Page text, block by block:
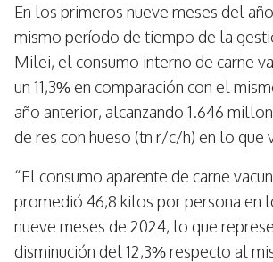
En los primeros nueve meses del
mismo período de tiempo de la
Milei, el consumo interno de carne
un 11,3% en comparación con el
año anterior, alcanzando 1.646
de res con hueso (tn r/c/h) en lo que
“El consumo aparente de carne
promedió 46,8 kilos por persona en
nueve meses de 2024, lo que
disminución del 12,3% respecto al